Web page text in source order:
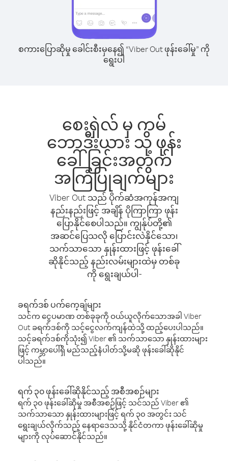
စကားပြောဆိုမှု ခေါင်းစီးမှနေ၍ “Viber Out ဖုန်းခေါ်မှု” ကို
ရွေးပါ
စေးရှဲလ် မှ ကမ်
ဘောဒီးယား သို့ ဖုန်း
ခေါ်ခြင်းအတွက်
အကြံပြုချက်များ
Viber Out သည် ပိုက်ဆံအကုန်အကျ
နည်းနည်းဖြင့် အချိန် ပိုကြာကြာ ဖုန်း
ပြောနိုင်စေပါသည်။ ကျွန်ုပ်တို့၏
အဆင်ပြေသလို ပြောင်းလဲနိုင်သော၊
သက်သာသော နှုန်းထားဖြင့် ဖုန်းခေါ်
ဆိုနိုင်သည့် နည်းလမ်းများထဲမှ တစ်ခု
ကို ရွေးချယ်ပါ-
ခရက်ဒစ် ပက်ကေ့ချ်များ
သင်က ငွေပမာဏ တစ်ခုခုကို ဝယ်ယူလိုက်သောအခါ Viber
Out ခရက်ဒစ်ကို သင့်ငွေလက်ကျန်ထဲသို့ ထည့်ပေးပါသည်။
သင့်ခရက်ဒစ်ကိုသုံး၍ Viber ၏ သက်သာသော နှုန်းထားများ
ဖြင့် ကမ္ဘာပေါ်ရှိ မည်သည့်နံပါတ်သို့မဆို ဖုန်းခေါ်ဆိုနိုင်
ပါသည်။
ရက် ၃၀ ဖုန်းခေါ်ဆိုနိုင်သည့် အစီအစဉ်များ
ရက် ၃၀ ဖုန်းခေါ်ဆိုမှု အစီအစဉ်ဖြင့် သင်သည် Viber ၏
သက်သာသော နှုန်းထားများဖြင့် ရက် ၃၀ အတွင်း သင်
ရွေးချယ်လိုက်သည့် နေရာဒေသသို့ နိုင်ငံတကာ ဖုန်းခေါ်ဆိုမှု
များကို လုပ်ဆောင်နိုင်သည်။